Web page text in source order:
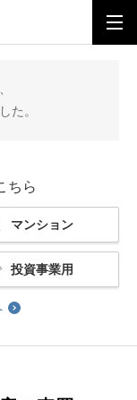
た。
ちら
マンション
投資事業用